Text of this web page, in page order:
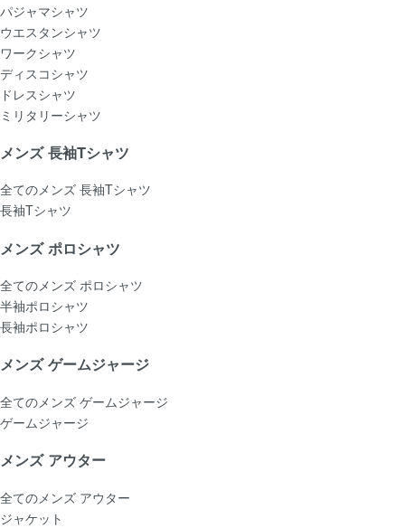
パジャマシャツ
ウエスタンシャツ
ワークシャツ
ディスコシャツ
ドレスシャツ
ミリタリーシャツ
メンズ 長袖Tシャツ
全てのメンズ 長袖Tシャツ
長袖Tシャツ
メンズ ポロシャツ
全てのメンズ ポロシャツ
半袖ポロシャツ
長袖ポロシャツ
メンズ ゲームジャージ
全てのメンズ ゲームジャージ
ゲームジャージ
メンズ アウター
全てのメンズ アウター
ジャケット